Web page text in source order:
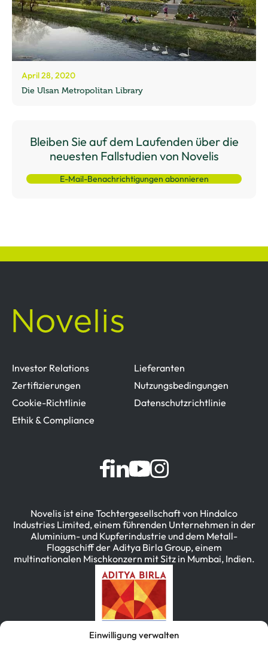
Einwilligung verwalten
April 28, 2020
Die Ulsan Metropolitan Library
Bleiben Sie auf dem Laufenden über die
neuesten Fallstudien von Novelis
E-Mail-Benachrichtigungen abonnieren
Investor Relations
Lieferanten
Zertifizierungen
Nutzungsbedingungen
Cookie-Richtlinie
Datenschutzrichtlinie
Ethik & Compliance
Novelis ist eine Tochtergesellschaft von Hindalco
Industries Limited, einem führenden Unternehmen in der
Aluminium- und Kupferindustrie und dem Metall-
Flaggschiff der Aditya Birla Group, einem
multinationalen Mischkonzern mit Sitz in Mumbai, Indien.